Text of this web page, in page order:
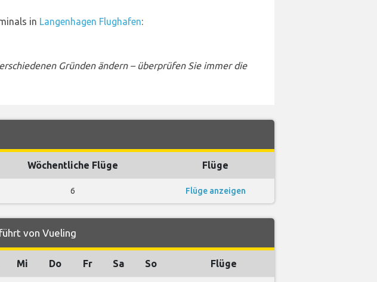
in Langenhagen Flughafen:
Gründen ändern – überprüfen Sie immer die
Wöchentliche Flüge Flüge
6 Flüge anzeigen
von Vueling
Mi Do Fr Sa So Flüge